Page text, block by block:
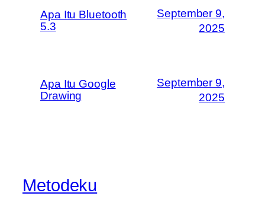
Apa Itu Bluetooth
5.3
September 9,
2025
Apa Itu Google
Drawing
September 9,
2025
Metodeku